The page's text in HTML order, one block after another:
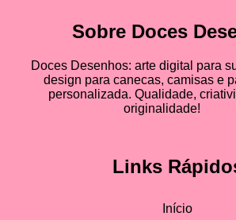
Sobre Doces
Doces Desenhos: arte digital para
design para canecas, camisas e
personalizada. Qualidade,
originalidade!
Links
Início